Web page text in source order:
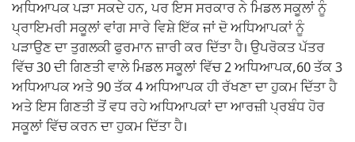
ਅਧਿਆਪਕ ਪੜਾ ਸਕਦੇ ਹਨ, ਪਰ ਇਸ ਸਰਕਾਰ ਨੇ ਮਿਡਲ ਸਕੂਲਾਂ ਨੂੰ
ਪ੍ਰਾਇਮਰੀ ਸਕੂਲਾਂ ਵਾਂਗ ਸਾਰੇ ਵਿਸ਼ੇ ਇੱਕ ਜਾਂ ਦੋ ਅਧਿਆਪਕਾਂ ਨੂੰ
ਪੜਾਉਣ ਦਾ ਤੁਗਲਕੀ ਫੁਰਮਾਨ ਜ਼ਾਰੀ ਕਰ ਦਿੱਤਾ ਹੈ। ਉਪਰੋਕਤ ਪੱਤਰ
ਵਿੱਚ 30 ਦੀ ਗਿਣਤੀ ਵਾਲੇ ਮਿਡਲ ਸਕੂਲਾਂ ਵਿੱਚ 2 ਅਧਿਆਪਕ,60 ਤੱਕ 3
ਅਧਿਆਪਕ ਅਤੇ 90 ਤੱਕ 4 ਅਧਿਆਪਕ ਹੀ ਰੱਖਣਾ ਦਾ ਹੁਕਮ ਦਿੱਤਾ ਹੈ
ਅਤੇ ਇਸ ਗਿਣਤੀ ਤੋਂ ਵਧ ਰਹੇ ਅਧਿਆਪਕਾਂ ਦਾ ਆਰਜ਼ੀ ਪ੍ਰਬੰਧ ਹੋਰ
ਸਕੂਲਾਂ ਵਿੱਚ ਕਰਨ ਦਾ ਹੁਕਮ ਦਿੱਤਾ ਹੈ।